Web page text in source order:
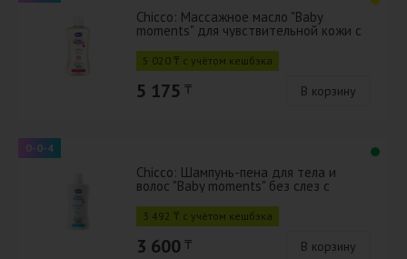
Chicco: Массажное масло "Baby
moments" для чувствительной кожи с
200мл
5 020 ₸ с учётом кешбэка
5 175 ₸ В корзину
0-0-4
Chicco: Шампунь-пена для тела и
волос "Baby moments" без слез с
3 492 ₸ с учётом кешбэка
3 600 ₸ В корзину